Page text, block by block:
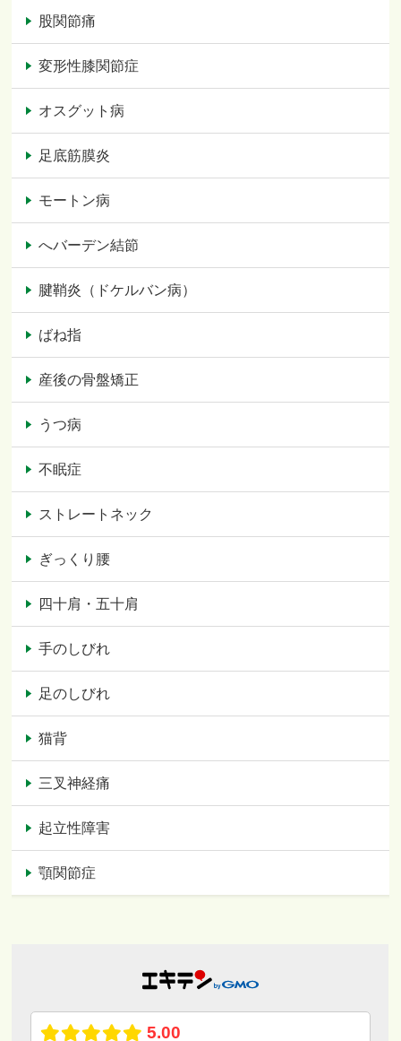
股関節痛
変形性膝関節症
オスグット病
足底筋膜炎
モートン病
へバーデン結節
腱鞘炎（ドケルバン病）
ばね指
産後の骨盤矯正
うつ病
不眠症
ストレートネック
ぎっくり腰
四十肩・五十肩
手のしびれ
足のしびれ
猫背
三叉神経痛
起立性障害
顎関節症